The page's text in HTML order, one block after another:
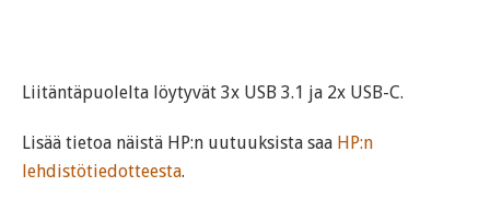
Liitäntäpuolelta löytyvät 3x USB 3.1 ja 2x USB-C.
Lisää tietoa näistä HP:n uutuuksista saa HP:n
lehdistötiedotteesta.